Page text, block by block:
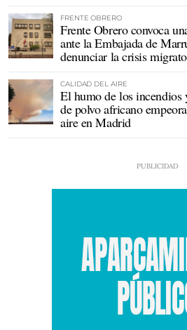
FRENTE OBRERO
Frente Obrero convoca
ante la Embajada de
denunciar la crisis
CALIDAD DEL AIRE
El humo de los incendios
de polvo africano
aire en Madrid